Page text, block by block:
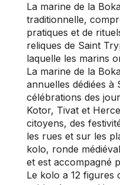
La marine de la
traditionnelle,
pratiques et de
reliques de Saint
laquelle les marins
La marine de la
annuelles dédiées
célébrations des
Kotor, Tivat et
citoyens, des
les rues et sur les
kolo, ronde
et est accompagné
Le kolo a 12 figures